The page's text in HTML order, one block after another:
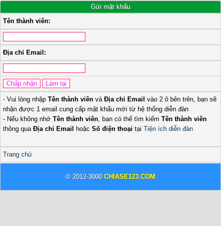
Gửi mật khẩu
Tên thành viên:
Địa chỉ Email:
- Vui lòng nhập Tên thành viên và Địa chỉ Email vào 2 ô bên trên, bạn sẽ
nhận được 1 email cung cấp mật khẩu mới từ hệ thống diễn đàn
- Nếu không nhớ Tên thành viên, bạn có thể tìm kiếm Tên thành viên
thông qua Địa chỉ Email hoặc Số điện thoại tại Tiện ích diễn đàn
Trang chủ
© 2012-3000 CHIASE123.COM